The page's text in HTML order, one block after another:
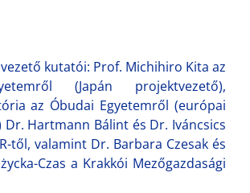
kutatói: Prof. Michihiro Kita az
(Japán projektvezető),
az Óbudai Egyetemről (európai
Hartmann Bálint és Dr. Iváncsics
től, valamint Dr. Barbara Czesak és
Czas a Krakkói Mezőgazdasági